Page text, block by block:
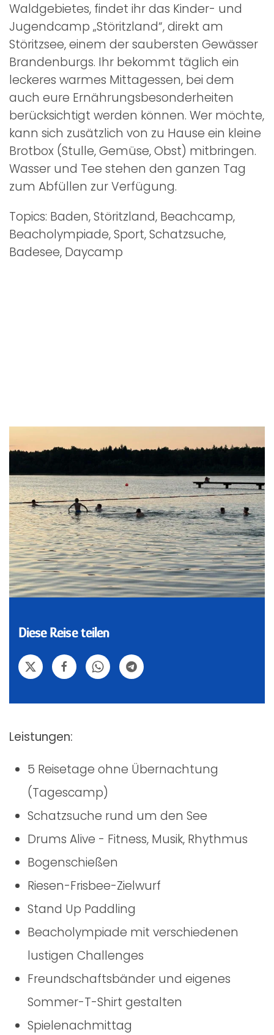
Waldgebietes, findet ihr das Kinder- und
Jugendcamp „Störitzland“, direkt am
Störitzsee, einem der saubersten Gewässer
Brandenburgs. Ihr bekommt täglich ein
leckeres warmes Mittagessen, bei dem
auch eure Ernährungsbesonderheiten
berücksichtigt werden können. Wer möchte,
kann sich zusätzlich von zu Hause ein kleine
Brotbox (Stulle, Gemüse, Obst) mitbringen.
Wasser und Tee stehen den ganzen Tag
zum Abfüllen zur Verfügung.
Topics: Baden, Störitzland, Beachcamp,
Beacholympiade, Sport, Schatzsuche,
Badesee, Daycamp
Diese Reise teilen
Leistungen:
5 Reisetage ohne Übernachtung
(Tagescamp)
Schatzsuche rund um den See
Drums Alive - Fitness, Musik, Rhythmus
Bogenschießen
Riesen-Frisbee-Zielwurf
Stand Up Paddling
Beacholympiade mit verschiedenen
lustigen Challenges
Freundschaftsbänder und eigenes
Sommer-T-Shirt gestalten
Spielenachmittag